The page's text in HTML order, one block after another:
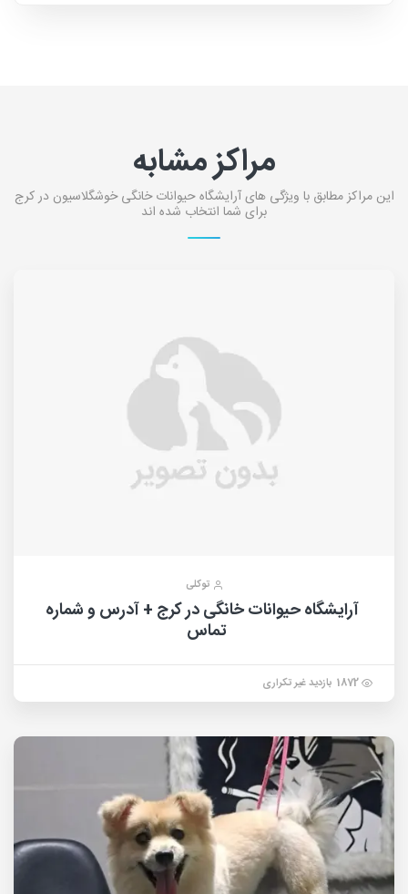
مراکز مشابه
این مراکز مطابق با ویژگی های آرایشگاه حیوانات خانگی خوشگلاسیون در کرج
برای شما انتخاب شده اند
توکلی
آرایشگاه حیوانات خانگی در کرج + آدرس و شماره
تماس
1872 بازدید غیر تکراری